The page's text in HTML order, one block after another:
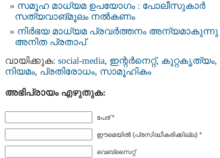
സമൂഹ മാധ്യമ ഉപയോഗം : പോലീസുകാർ
സത്യവാങ്മൂലം നൽകണം
നിർഭയ മാധ്യമ പ്രവർത്തനം അന്യമാകുന്നു
അനിത പ്രതാപ്
വായിക്കുക: social-media, ഇന്റര്‍നെറ്റ്‌, കുറ്റകൃത്യം,
നിയമം, പ്രതിരോധം, സാമൂഹികം
അഭിപ്രായം എഴുതുക:
പേര് *
ഈമെയില്‍ (പ്രസിദ്ധീകരിക്കില്ല) *
വെബ്സൈറ്റ്